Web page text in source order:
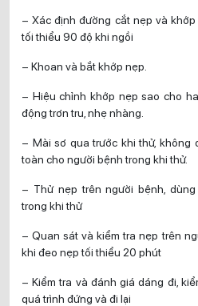
– Xác định đường cắt nẹp và
tối thiểu 90 độ khi ngồi
– Khoan và bắt khớp nẹp.
– Hiệu chỉnh khớp nẹp sao cho
động trơn tru, nhẹ nhàng.
– Mài sơ qua trước khi thử, không
toàn cho người bệnh trong khi thử.
– Thử nẹp trên người bệnh,
trong khi thử
– Quan sát và kiểm tra nẹp trên
khi đeo nẹp tối thiểu 20 phút
– Kiểm tra và đánh giá dáng đi,
quá trình đứng và đi lại